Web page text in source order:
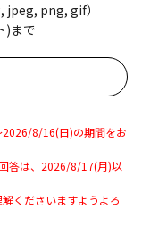
jpeg, png, gif）
)まで
8/16(日)の期間をお
答は、2026/8/17(月)以
くださいますようよろ